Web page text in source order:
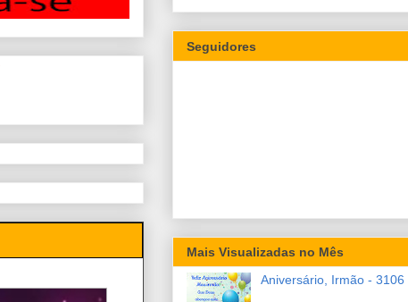
Seguidores
Mais Visualizadas no Mês
Aniversário, Irmão - 3106